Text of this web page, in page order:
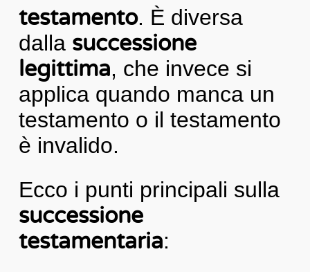
testamento. È diversa
dalla successione
legittima, che invece si
applica quando manca un
testamento o il testamento
è invalido.
Ecco i punti principali sulla
successione
testamentaria: